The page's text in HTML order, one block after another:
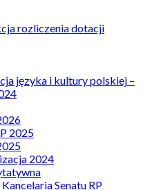
rozliczenia dotacji
języka i kultury polskiej –
2025
2024
Senatu RP